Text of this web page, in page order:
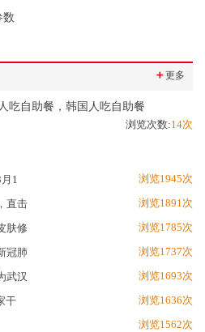
数
＋更多
吃自助餐，韩国人吃自助餐
浏览次数:14次
1 浏览1945次
直击 浏览1891次
肤修 浏览1785次
冠肺 浏览1737次
武汉 浏览1693次
干 浏览1636次
浏览1562次